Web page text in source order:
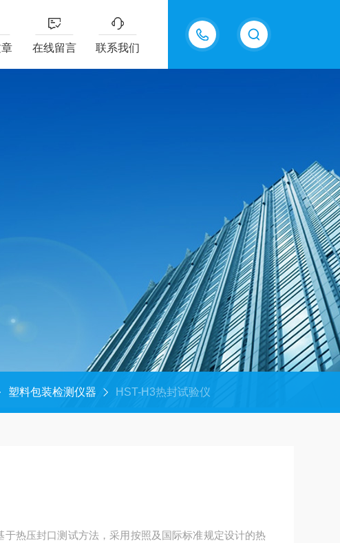
15098975615
在线留言 联系我们
塑料包装检测仪器 HST-H3热封试验仪
于热压封口测试方法，采用按照及国际标准规定设计的热